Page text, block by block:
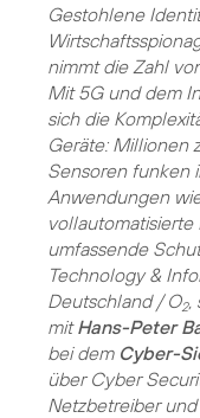
Gestohlene
nimmt die Zahl
Mit 5G und dem
sich die
Geräte: Millionen
Sensoren funken
Anwendungen
umfassende
Technology &
Deutschland / O2,
mitHans-Peter
bei dem Cyber-
über Cyber
Netzbetreiber